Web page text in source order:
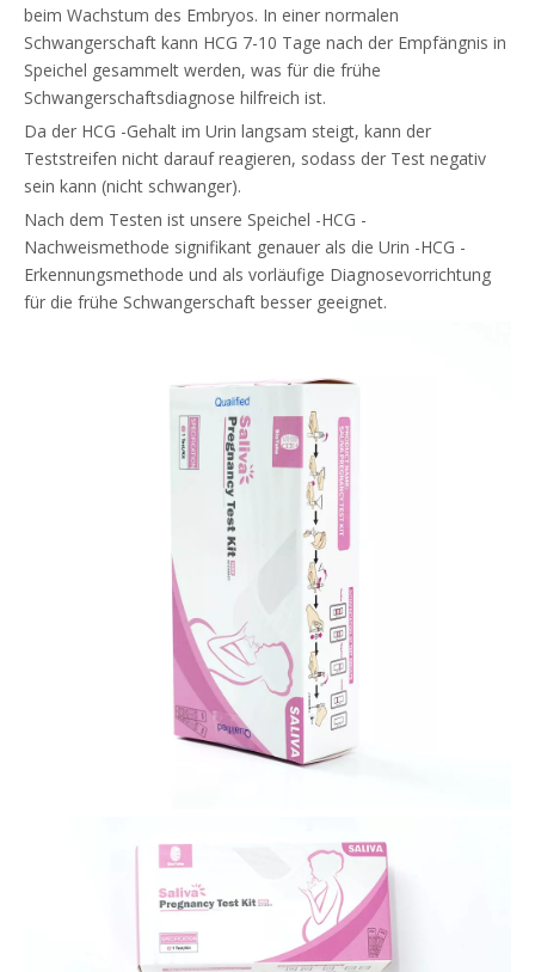
beim Wachstum des Embryos. In einer normalen
Schwangerschaft kann HCG 7-10 Tage nach der Empfängnis in
Speichel gesammelt werden, was für die frühe
Schwangerschaftsdiagnose hilfreich ist.
Da der HCG -Gehalt im Urin langsam steigt, kann der
Teststreifen nicht darauf reagieren, sodass der Test negativ
sein kann (nicht schwanger).
Nach dem Testen ist unsere Speichel -HCG -
Nachweismethode signifikant genauer als die Urin -HCG -
Erkennungsmethode und als vorläufige Diagnosevorrichtung
für die frühe Schwangerschaft besser geeignet.